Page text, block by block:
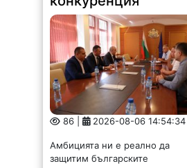
86 | 2026-08-06 14:54:34
защитим българските
производители на плодове и